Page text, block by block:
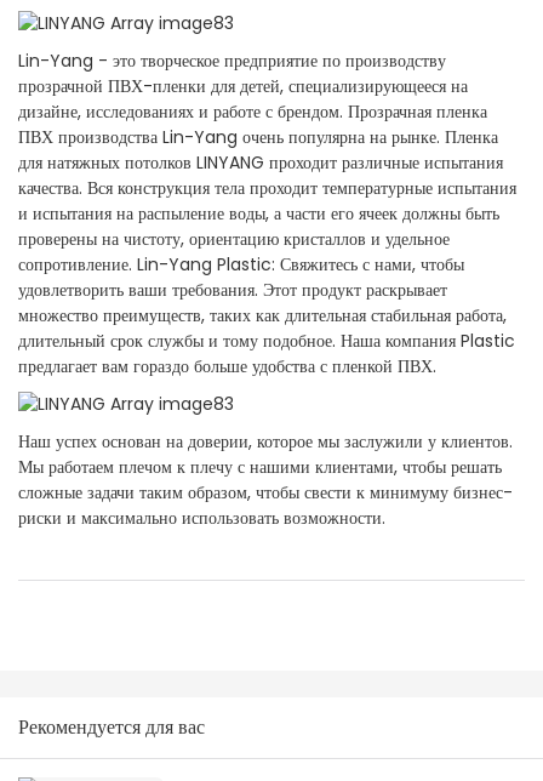
Lin-Yang - это творческое предприятие по производству
прозрачной ПВХ-пленки для детей, специализирующееся на
дизайне, исследованиях и работе с брендом. Прозрачная пленка
ПВХ производства Lin-Yang очень популярна на рынке. Пленка
для натяжных потолков LINYANG проходит различные испытания
качества. Вся конструкция тела проходит температурные испытания
и испытания на распыление воды, а части его ячеек должны быть
проверены на чистоту, ориентацию кристаллов и удельное
сопротивление. Lin-Yang Plastic: Свяжитесь с нами, чтобы
удовлетворить ваши требования. Этот продукт раскрывает
множество преимуществ, таких как длительная стабильная работа,
длительный срок службы и тому подобное. Наша компания Plastic
предлагает вам гораздо больше удобства с пленкой ПВХ.
Наш успех основан на доверии, которое мы заслужили у клиентов.
Мы работаем плечом к плечу с нашими клиентами, чтобы решать
сложные задачи таким образом, чтобы свести к минимуму бизнес-
риски и максимально использовать возможности.
Рекомендуется для вас